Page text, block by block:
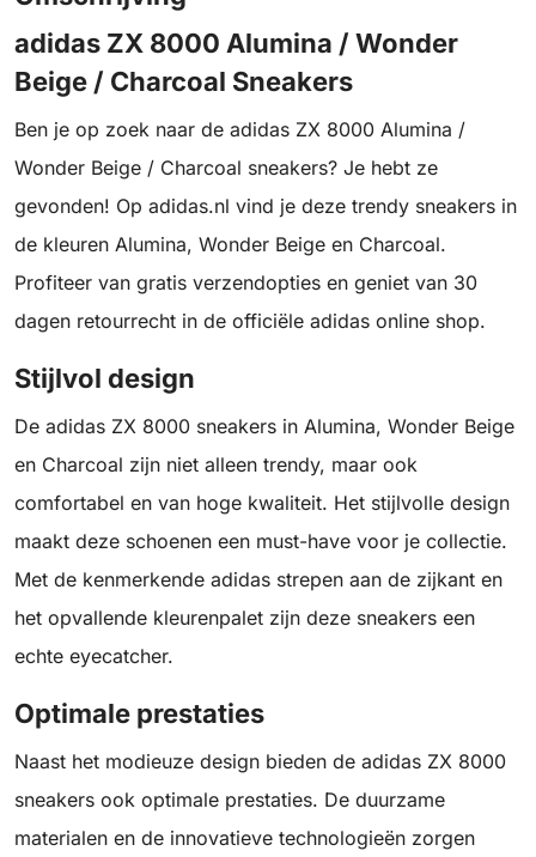
adidas ZX 8000 Alumina / Wonder
Beige / Charcoal Sneakers
Ben je op zoek naar de adidas ZX 8000 Alumina /
Wonder Beige / Charcoal sneakers? Je hebt ze
gevonden! Op adidas.nl vind je deze trendy sneakers in
de kleuren Alumina, Wonder Beige en Charcoal.
Profiteer van gratis verzendopties en geniet van 30
dagen retourrecht in de officiële adidas online shop.
Stijlvol design
De adidas ZX 8000 sneakers in Alumina, Wonder Beige
en Charcoal zijn niet alleen trendy, maar ook
comfortabel en van hoge kwaliteit. Het stijlvolle design
maakt deze schoenen een must-have voor je collectie.
Met de kenmerkende adidas strepen aan de zijkant en
het opvallende kleurenpalet zijn deze sneakers een
echte eyecatcher.
Optimale prestaties
Naast het modieuze design bieden de adidas ZX 8000
sneakers ook optimale prestaties. De duurzame
materialen en de innovatieve technologieën zorgen